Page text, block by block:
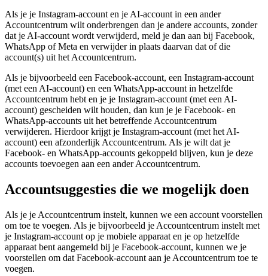
Als je je Instagram-account en je AI-account in een ander
Accountcentrum wilt onderbrengen dan je andere accounts, zonder
dat je AI-account wordt verwijderd, meld je dan aan bij Facebook,
WhatsApp of Meta en verwijder in plaats daarvan dat of die
account(s) uit het Accountcentrum.
Als je bijvoorbeeld een Facebook-account, een Instagram-account
(met een AI-account) en een WhatsApp-account in hetzelfde
Accountcentrum hebt en je je Instagram-account (met een AI-
account) gescheiden wilt houden, dan kun je je Facebook- en
WhatsApp-accounts uit het betreffende Accountcentrum
verwijderen. Hierdoor krijgt je Instagram-account (met het AI-
account) een afzonderlijk Accountcentrum. Als je wilt dat je
Facebook- en WhatsApp-accounts gekoppeld blijven, kun je deze
accounts toevoegen aan een ander Accountcentrum.
Accountsuggesties die we mogelijk doen
Als je je Accountcentrum instelt, kunnen we een account voorstellen
om toe te voegen. Als je bijvoorbeeld je Accountcentrum instelt met
je Instagram-account op je mobiele apparaat en je op hetzelfde
apparaat bent aangemeld bij je Facebook-account, kunnen we je
voorstellen om dat Facebook-account aan je Accountcentrum toe te
voegen.